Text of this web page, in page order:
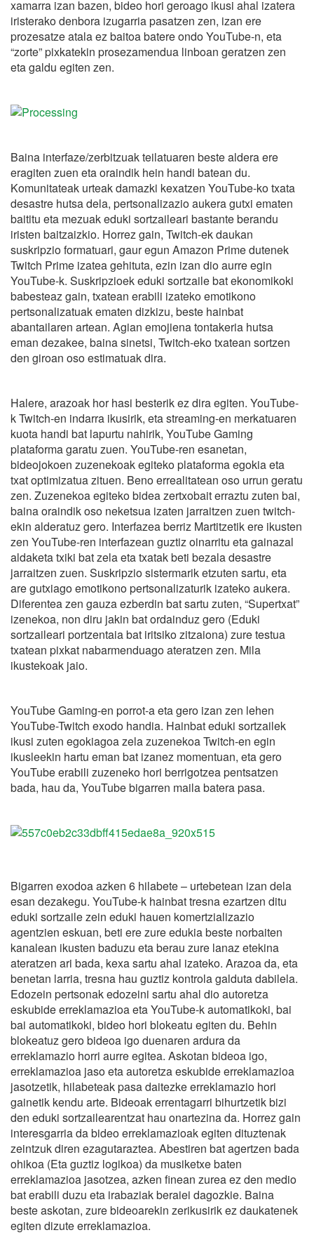
xamarra izan bazen, bideo hori geroago ikusi ahal izatera
iristerako denbora izugarria pasatzen zen, izan ere
prozesatze atala ez baitoa batere ondo YouTube-n, eta
“zorte” pixkatekin prosezamendua linboan geratzen zen
eta galdu egiten zen.
Baina interfaze/zerbitzuak teilatuaren beste aldera ere
eragiten zuen eta oraindik hein handi batean du.
Komunitateak urteak damazki kexatzen YouTube-ko txata
desastre hutsa dela, pertsonalizazio aukera gutxi ematen
baititu eta mezuak eduki sortzaileari bastante berandu
iristen baitzaizkio. Horrez gain, Twitch-ek daukan
suskripzio formatuari, gaur egun Amazon Prime dutenek
Twitch Prime izatea gehituta, ezin izan dio aurre egin
YouTube-k. Suskripzioek eduki sortzaile bat ekonomikoki
babesteaz gain, txatean erabili izateko emotikono
pertsonalizatuak ematen dizkizu, beste hainbat
abantailaren artean. Agian emojiena tontakeria hutsa
eman dezakee, baina sinetsi, Twitch-eko txatean sortzen
den giroan oso estimatuak dira.
Halere, arazoak hor hasi besterik ez dira egiten. YouTube-
k Twitch-en indarra ikusirik, eta streaming-en merkatuaren
kuota handi bat lapurtu nahirik, YouTube Gaming
plataforma garatu zuen. YouTube-ren esanetan,
bideojokoen zuzenekoak egiteko plataforma egokia eta
txat optimizatua zituen. Beno errealitatean oso urrun geratu
zen. Zuzenekoa egiteko bidea zertxobait erraztu zuten bai,
baina oraindik oso neketsua izaten jarraitzen zuen twitch-
ekin alderatuz gero. Interfazea berriz Martitzetik ere ikusten
zen YouTube-ren interfazean guztiz oinarritu eta gainazal
aldaketa txiki bat zela eta txatak beti bezala desastre
jarraitzen zuen. Suskripzio sistermarik etzuten sartu, eta
are gutxiago emotikono pertsonalizaturik izateko aukera.
Diferentea zen gauza ezberdin bat sartu zuten, “Supertxat”
izenekoa, non diru jakin bat ordainduz gero (Eduki
sortzaileari portzentaia bat iritsiko zitzaiona) zure testua
txatean pixkat nabarmenduago ateratzen zen. Mila
ikustekoak jaio.
YouTube Gaming-en porrot-a eta gero izan zen lehen
YouTube-Twitch exodo handia. Hainbat eduki sortzailek
ikusi zuten egokiagoa zela zuzenekoa Twitch-en egin
ikusleekin hartu eman bat izanez momentuan, eta gero
YouTube erabili zuzeneko hori berrigotzea pentsatzen
bada, hau da, YouTube bigarren maila batera pasa.
Bigarren exodoa azken 6 hilabete – urtebetean izan dela
esan dezakegu. YouTube-k hainbat tresna ezartzen ditu
eduki sortzaile zein eduki hauen komertzializazio
agentzien eskuan, beti ere zure edukia beste norbaiten
kanalean ikusten baduzu eta berau zure lanaz etekina
ateratzen ari bada, kexa sartu ahal izateko. Arazoa da, eta
benetan larria, tresna hau guztiz kontrola galduta dabilela.
Edozein pertsonak edozeini sartu ahal dio autoretza
eskubide erreklamazioa eta YouTube-k automatikoki, bai
bai automatikoki, bideo hori blokeatu egiten du. Behin
blokeatuz gero bideoa igo duenaren ardura da
erreklamazio horri aurre egitea. Askotan bideoa igo,
erreklamazioa jaso eta autoretza eskubide erreklamazioa
jasotzetik, hilabeteak pasa daitezke erreklamazio hori
gainetik kendu arte. Bideoak errentagarri bihurtzetik bizi
den eduki sortzailearentzat hau onartezina da. Horrez gain
interesgarria da bideo erreklamazioak egiten dituztenak
zeintzuk diren ezagutaraztea. Abestiren bat agertzen bada
ohikoa (Eta guztiz logikoa) da musiketxe baten
erreklamazioa jasotzea, azken finean zurea ez den medio
bat erabili duzu eta irabaziak beraiei dagozkie. Baina
beste askotan, zure bideoarekin zerikusirik ez daukatenek
egiten dizute erreklamazioa.